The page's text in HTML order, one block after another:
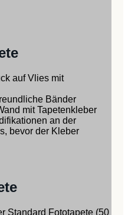
auf Vlies mit
Bänder
mit Tapetenkleber
an der
bevor der Kleber
Standard Fototapete (50